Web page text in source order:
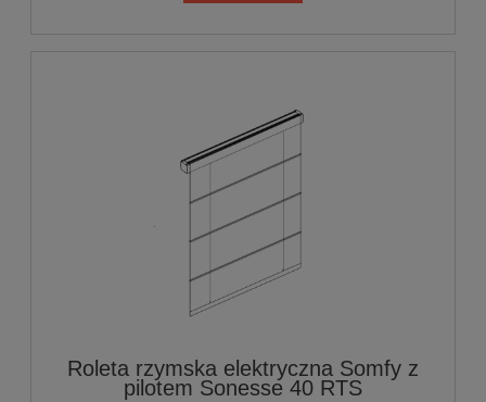
Roleta rzymska elektryczna Somfy z
pilotem Sonesse 40 RTS